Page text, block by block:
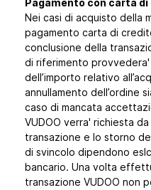
Nei casi di acquisto della
pagamento carta di
conclusione della
di riferimento
dell’importo relativo
annullamento dell’ordine
caso di mancata
VUDOO verra' richiesta da
transazione e lo storno
di svincolo dipendono
bancario. Una volta
transazione VUDOO non